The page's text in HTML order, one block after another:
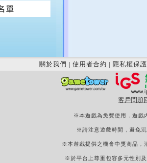
關於我們 | 使用者合約 | 隱私權保護
客戶問題
※本遊戲為免費使用，遊戲
※請注意遊戲時間，避免
※本遊戲提供之機會中獎商品，
※於平台上尊重包容多元性別